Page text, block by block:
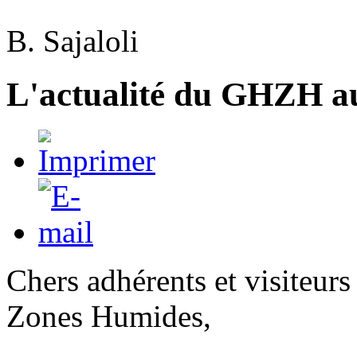
B. Sajaloli
L'actualité du GHZH
Chers adhérents et
Zones Humides,